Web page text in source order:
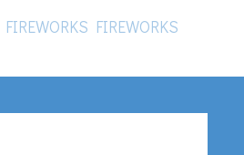
FIREWORKS